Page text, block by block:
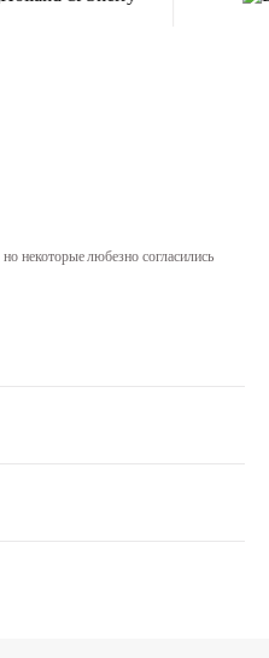
но некоторые любезно согласились